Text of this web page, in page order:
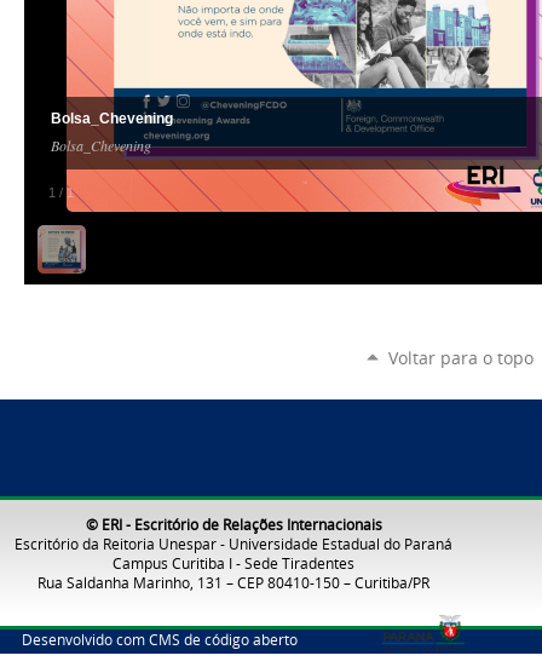
1 / 1
Bolsa_Chevening
Bolsa_Chevening
Voltar para o topo
© ERI - Escritório de Relações Internacionais
Escritório da Reitoria Unespar - Universidade Estadual do Paraná
Campus Curitiba I - Sede Tiradentes
Rua Saldanha Marinho, 131 – CEP 80410-150 – Curitiba/PR
Desenvolvido com CMS de código aberto